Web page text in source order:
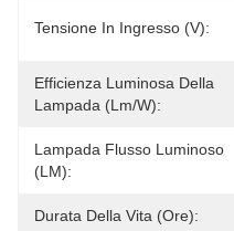
Tensione In Ingresso (V):
Efficienza Luminosa Della
Lampada (lm/w):
Lampada Flusso Luminoso
(LM):
Durata Della Vita (ore):